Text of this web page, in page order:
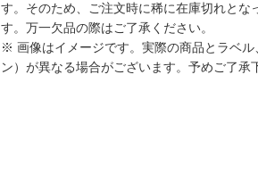
す。そのため、ご注文時に稀に在庫切れとな
す。万一欠品の際はご了承ください。
※ 画像はイメージです。実際の商品とラベル
ン）が異なる場合がございます。予めご了承